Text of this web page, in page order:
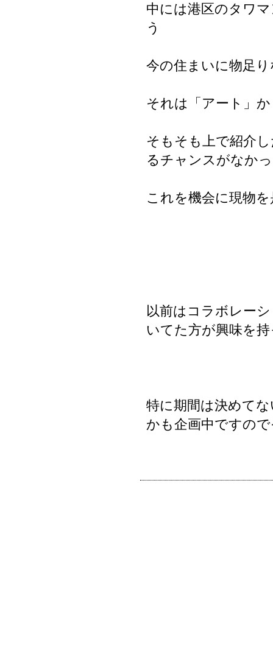
中には港区のタワ
う
今の住まいに物足
それは「アート」
そもそも上で紹介
るチャンスがなか
これを機会に現物
以前はコラボレー
いてた方が興味を
特に期間は決めて
かも企画中ですの